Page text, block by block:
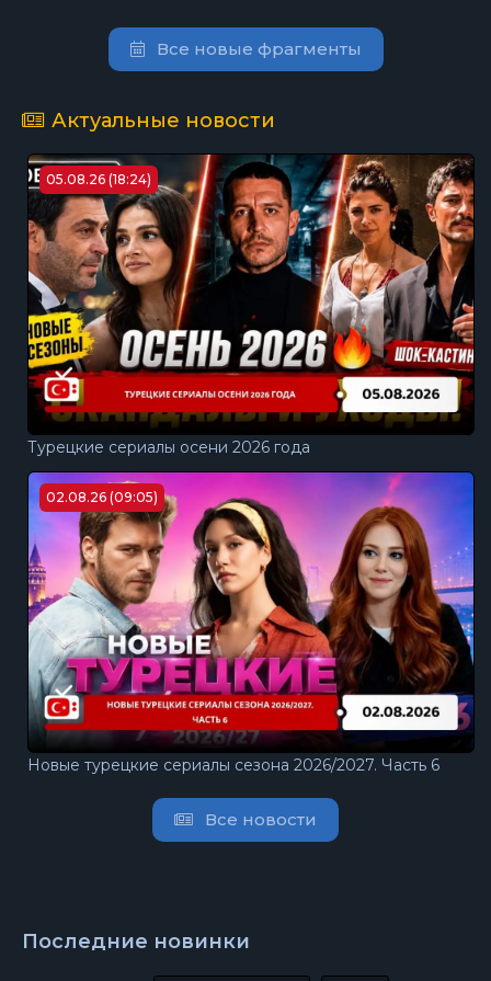
Все новые фрагменты
Актуальные новости
05.08.26 (18:24)
Турецкие сериалы осени 2026 года
02.08.26 (09:05)
Новые турецкие сериалы сезона 2026/2027. Часть 6
Все новости
Последние новинки